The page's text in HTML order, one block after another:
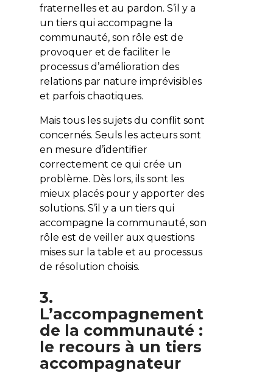
fraternelles et au pardon. S’il y a
un tiers qui accompagne la
communauté, son rôle est de
provoquer et de faciliter le
processus d’amélioration des
relations par nature imprévisibles
et parfois chaotiques.
Mais tous les sujets du conflit sont
concernés. Seuls les acteurs sont
en mesure d’identifier
correctement ce qui crée un
problème. Dès lors, ils sont les
mieux placés pour y apporter des
solutions. S’il y a un tiers qui
accompagne la communauté, son
rôle est de veiller aux questions
mises sur la table et au processus
de résolution choisis.
3.
L’accompagnement
de la communauté :
le recours à un tiers
accompagnateur